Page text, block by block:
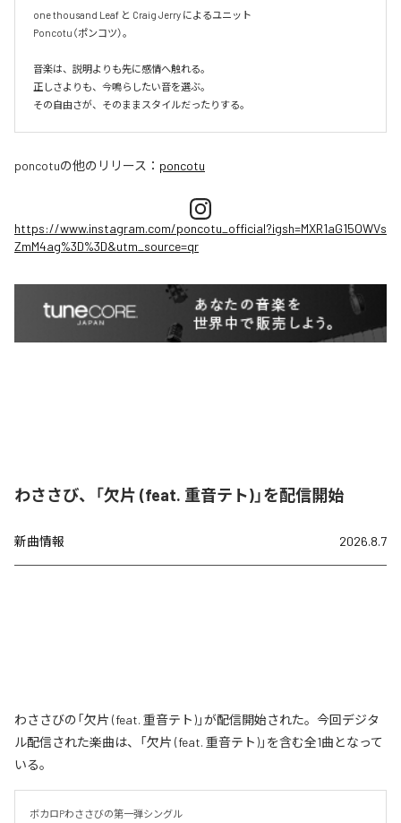
one thousand Leaf と Craig Jerry によるユニット
Poncotu（ポンコツ）。
音楽は、説明よりも先に感情へ触れる。
正しさよりも、今鳴らしたい音を選ぶ。
その自由さが、そのままスタイルだったりする。
poncotuの他のリリース： poncotu
https://www.instagram.com/poncotu_official?igsh=MXR1aG15OWVs
ZmM4ag%3D%3D&utm_source=qr
わささび、「欠片 (feat. 重音テト)」を配信開始
新曲情報 2026.8.7
わささびの「欠片 (feat. 重音テト)」が配信開始された。今回デジタ
ル配信された楽曲は、「欠片 (feat. 重音テト)」を含む全1曲となって
いる。
ボカロPわささびの第一弾シングル